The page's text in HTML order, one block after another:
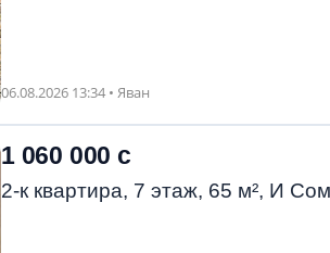
06.08.2026 13:34 • Яван
1 060 000 с
2-к квартира, 7 этаж, 65 м², И